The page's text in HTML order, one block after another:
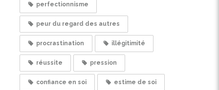
perfectionnisme
peur du regard des autres
procrastination illégitimité
réussite pression
confiance en soi estime de soi